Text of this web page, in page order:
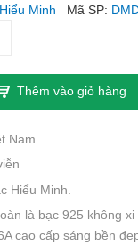
Minh Mã SP:
Thêm vào giỏ hàng
Nam
Hiểu Minh.
là bạc 925 không
cao cấp sáng bền